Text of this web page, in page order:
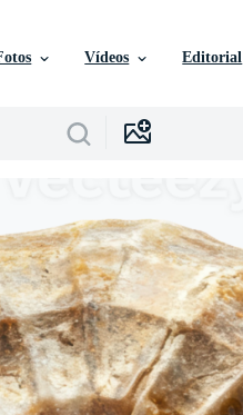
Vídeos Editorial